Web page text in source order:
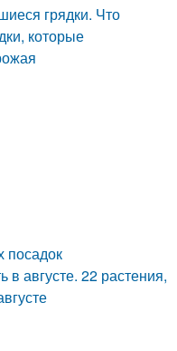
грядки. Что
которые
посадок
августе. 22 растения,